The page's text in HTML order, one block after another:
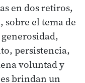
en dos retiros,
el tema de
generosidad,
persistencia,
voluntad y
brindan un